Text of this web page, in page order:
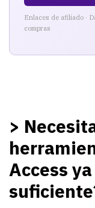
Enlaces de afiliado ·
compras
>
Access